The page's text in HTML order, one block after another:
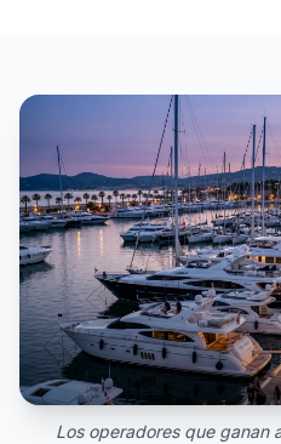
Los operadores que ganan